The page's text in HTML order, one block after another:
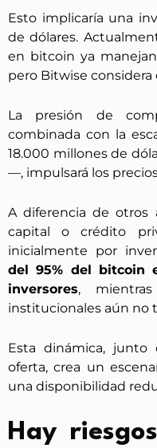
Esto implicaría una
de dólares.
en bitcoin ya
pero Bitwise considera
La presión de
combinada con la
18.000 millones de
—, impulsará los
A diferencia de otros
capital o crédito
inicialmente por
del 95% del bitcoin
inversores,
institucionales aún no
Esta dinámica,
oferta, crea un
una disponibilidad
Hay